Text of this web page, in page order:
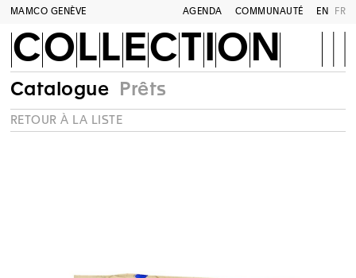
MAMCO GENÈVE AGENDA COMMUNAUTÉ EN FR
COLLECTION
Catalogue Prêts
RETOUR À LA LISTE